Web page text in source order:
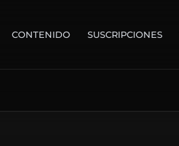
CONTENIDO SUSCRIPCIONES